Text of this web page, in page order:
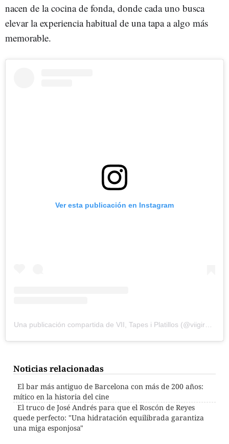
nacen de la cocina de fonda, donde cada uno busca
elevar la experiencia habitual de una tapa a algo más
memorable.
Ver esta publicación en Instagram
Una publicación compartida de VII, Tapes i Platillos (@viigirona)
Noticias relacionadas
El bar más antiguo de Barcelona con más de 200 años:
mítico en la historia del cine
El truco de José Andrés para que el Roscón de Reyes
quede perfecto: "Una hidratación equilibrada garantiza
una miga esponjosa"